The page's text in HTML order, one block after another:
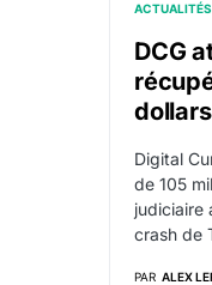
DCG
dollars
Digital
de 105
judiciaire
crash de
PAR ALEX